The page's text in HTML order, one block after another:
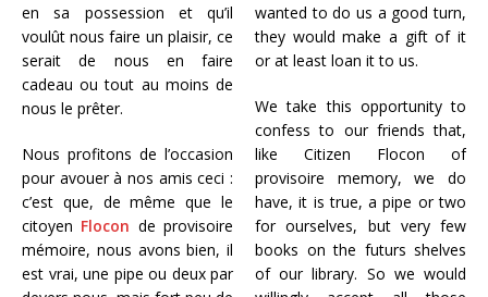
en sa possession et qu’il
voulût nous faire un plaisir, ce
serait de nous en faire
cadeau ou tout au moins de
nous le prêter.
Nous profitons de l’occasion
pour avouer à nos amis ceci :
c’est que, de même que le
citoyen Flocon de provisoire
mémoire, nous avons bien, il
est vrai, une pipe ou deux par
wanted to do us a good turn,
they would make a gift of it
or at least loan it to us.
We take this opportunity to
confess to our friends that,
like Citizen Flocon of
provisoire memory, we do
have, it is true, a pipe or two
for ourselves, but very few
books on the futurs shelves
of our library. So we would